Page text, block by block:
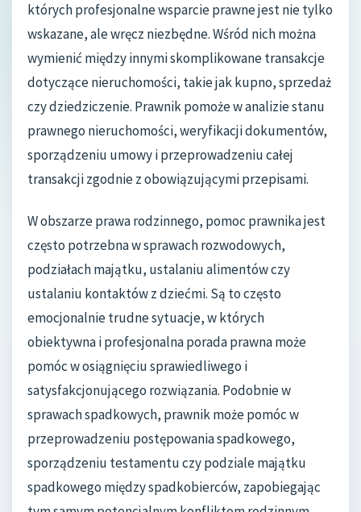
których profesjonalne wsparcie prawne jest nie tylko
wskazane, ale wręcz niezbędne. Wśród nich można
wymienić między innymi skomplikowane transakcje
dotyczące nieruchomości, takie jak kupno, sprzedaż
czy dziedziczenie. Prawnik pomoże w analizie stanu
prawnego nieruchomości, weryfikacji dokumentów,
sporządzeniu umowy i przeprowadzeniu całej
transakcji zgodnie z obowiązującymi przepisami.
W obszarze prawa rodzinnego, pomoc prawnika jest
często potrzebna w sprawach rozwodowych,
podziałach majątku, ustalaniu alimentów czy
ustalaniu kontaktów z dziećmi. Są to często
emocjonalnie trudne sytuacje, w których
obiektywna i profesjonalna porada prawna może
pomóc w osiągnięciu sprawiedliwego i
satysfakcjonującego rozwiązania. Podobnie w
sprawach spadkowych, prawnik może pomóc w
przeprowadzeniu postępowania spadkowego,
sporządzeniu testamentu czy podziale majątku
spadkowego między spadkobierców, zapobiegając